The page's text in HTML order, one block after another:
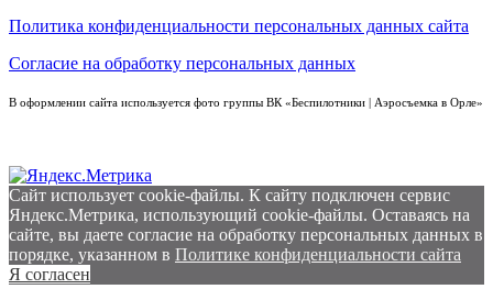
Политика конфиденциальности персональных данных сайта
Согласие на обработку персональных данных
В оформлении сайта используется фото группы ВК «Беспилотники | Аэросъемка в Орле»
Сайт использует cookie-файлы. К cайту подключен сервис
Яндекс.Метрика, использующий cookie-файлы. Оставаясь на
сайте, вы даете согласие на обработку персональных данных в
порядке, указанном в Политике конфиденциальности сайта
Я согласен